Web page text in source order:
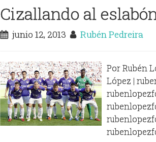
Cizallando al
junio 12, 2013 Rubén Pedreira
Por Rubén
López |